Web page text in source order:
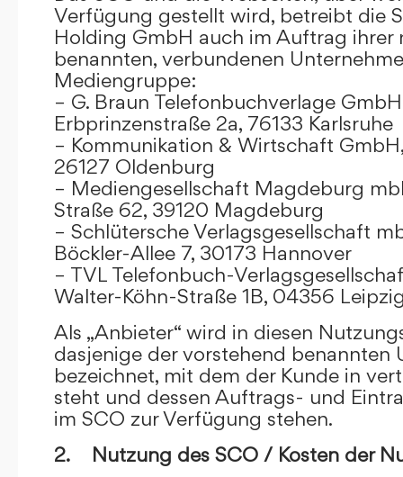
Verfügung gestellt wird, betreibt die
Holding GmbH auch im Auftrag ihrer
benannten, verbundenen
Mediengruppe:
– G. Braun Telefonbuchverlage GmbH
Erbprinzenstraße 2a, 76133 Karlsruhe
– Kommunikation & Wirtschaft
26127 Oldenburg
– Mediengesellschaft Magdeburg
Straße 62, 39120 Magdeburg
– Schlütersche Verlagsgesellschaft
Böckler-Allee 7, 30173 Hannover
– TVL Telefonbuch-
Walter-Köhn-Straße 1B, 04356
Als „Anbieter“ wird in diesen
dasjenige der vorstehend benannten
bezeichnet, mit dem der Kunde in
steht und dessen Auftrags- und
im SCO zur Verfügung stehen.
2. Nutzung des SCO / Kosten der